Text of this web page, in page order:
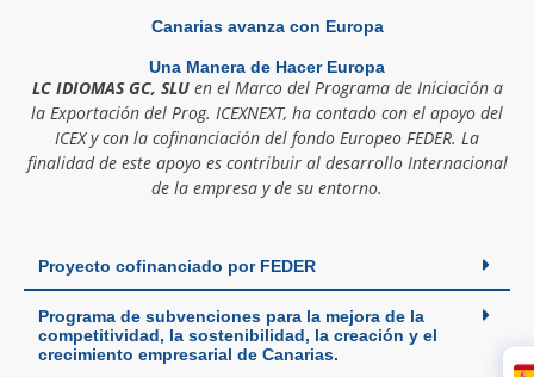
Canarias avanza con Europa
Una Manera de Hacer Europa
LC IDIOMAS GC, SLUen el Marco del Programa de Iniciación a
la Exportación del Prog. ICEXNEXT, ha contado con el apoyo del
ICEX y con la cofinanciación del fondo Europeo FEDER. La
finalidad de este apoyo es contribuir al desarrollo Internacional
de la empresa y de su entorno.
Proyecto cofinanciado por FEDER
Programa de subvenciones para la mejora de la
competitividad, la sostenibilidad, la creación y el
crecimiento empresarial de Canarias.